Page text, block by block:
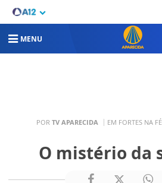
MENU
POR TV APARECIDA EM FORTES NA FÉ
O mistério da